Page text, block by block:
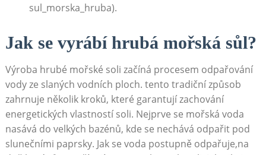
sul_morska_hruba).
Jak⁣ se vyrábí hrubá⁤ mořská sůl?
Výroba hrubé mořské​ soli začíná procesem​ odpařování
vody ze slaných⁢ vodních ploch.⁣ tento​ tradiční‍ způsob
zahrnuje několik ⁣kroků, které garantují zachování
energetických vlastností soli. Nejprve se mořská voda
‌nasává do velkých bazénů, kde se nechává odpařit pod‌
slunečními paprsky. Jak se⁣ voda‍ postupně odpařuje,na